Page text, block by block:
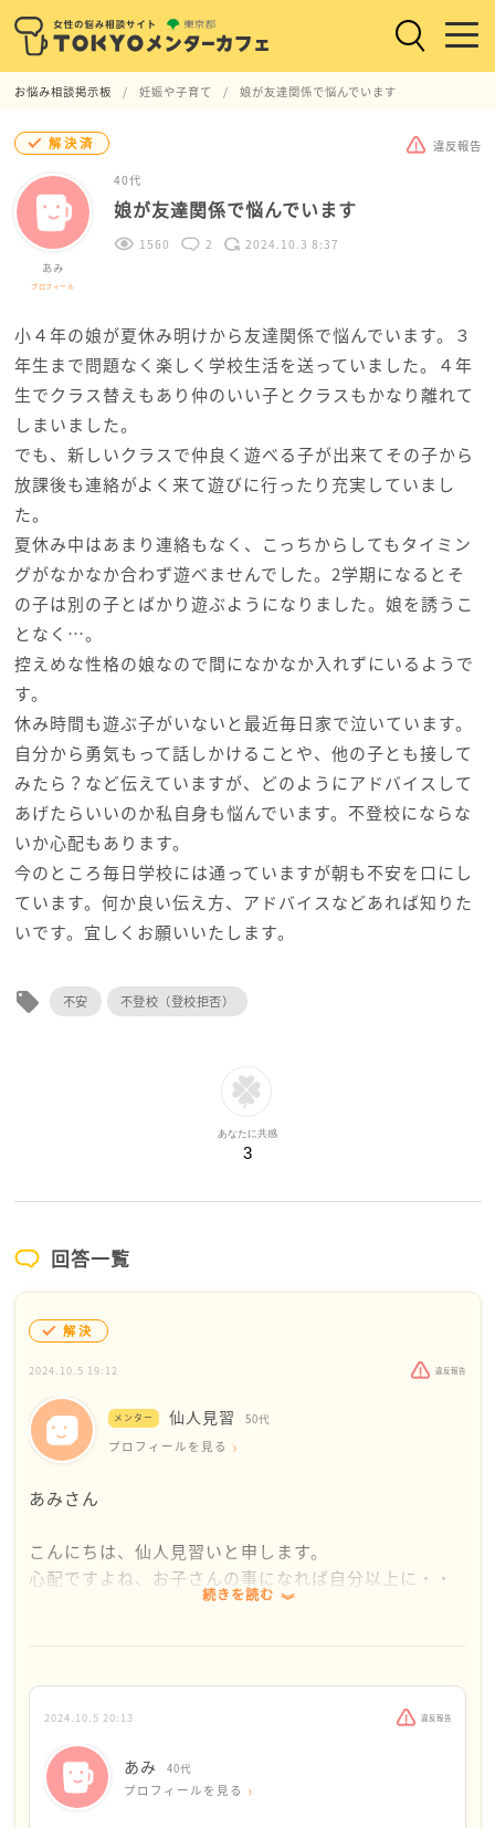
お悩み相談掲示板 妊娠や子育て 娘が友達関係で悩んでいます
解決済 違反報告
あみ
プロフィール
40代
娘が友達関係で悩んでいます
1560 2 2024.10.3 8:37
小４年の娘が夏休み明けから友達関係で悩んでいます。３
年生まで問題なく楽しく学校生活を送っていました。４年
生でクラス替えもあり仲のいい子とクラスもかなり離れて
しまいました。
でも、新しいクラスで仲良く遊べる子が出来てその子から
放課後も連絡がよく来て遊びに行ったり充実していまし
た。
夏休み中はあまり連絡もなく、こっちからしてもタイミン
グがなかなか合わず遊べませんでした。2学期になるとそ
の子は別の子とばかり遊ぶようになりました。娘を誘うこ
となく…。
控えめな性格の娘なので間になかなか入れずにいるようで
す。
休み時間も遊ぶ子がいないと最近毎日家で泣いています。
自分から勇気もって話しかけることや、他の子とも接して
みたら？など伝えていますが、どのようにアドバイスして
あげたらいいのか私自身も悩んでいます。不登校にならな
いか心配もあります。
今のところ毎日学校には通っていますが朝も不安を口にし
ています。何か良い伝え方、アドバイスなどあれば知りた
いです。宜しくお願いいたします。
local_offer 不安 不登校（登校拒否）
あなたに共感
3
回答一覧
解決
2024.10.5 19:12 違反報告
メンター 仙人見習 50代
プロフィールを見る
あみさん
こんにちは、仙人見習いと申します。
心配ですよね、お子さんの事になれば自分以上に・・
娘さんがお母様に助けを求めている様子も目に浮かび
「自分から勇気もって話しかけることや、他の子とも
接してみたら？」
したら娘さんには
「だれかと遊ばなければいけない」それが正解だと頑
続きを読む
2024.10.5 20:13 違反報告
あみ 40代
プロフィールを見る